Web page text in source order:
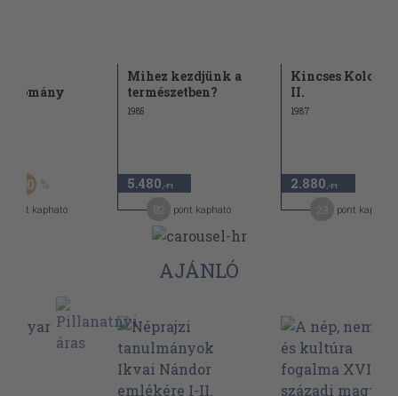
50
pont kapható
Mihez kezdjünk a
természetben?
1985
5.480 ,-Ft
pont kapható
Kincses
II.
1987
2.880 ,-Ft
pont kapható
AJÁNLÓ